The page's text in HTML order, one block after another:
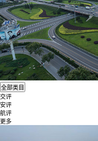
交评
安评
航评
更多